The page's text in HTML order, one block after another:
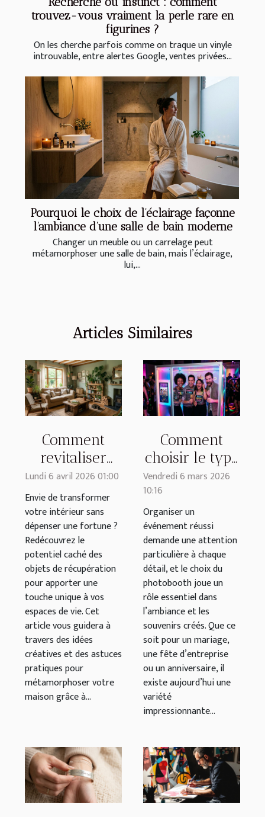
trouvez-vous vraiment la perle rare en
figurines ?
On les cherche parfois comme on traque un vinyle
introuvable, entre alertes Google, ventes privées...
Pourquoi le choix de l’éclairage façonne
l’ambiance d’une salle de bain moderne
Changer un meuble ou un carrelage peut
métamorphoser une salle de bain, mais l’éclairage,
lui,...
Articles Similaires
Comment
revitaliser
votre espace
avec des
objets de
récupération ?
Lundi 6 avril 2026 01:00
Envie de transformer
votre intérieur sans
dépenser une fortune ?
Redécouvrez le
potentiel caché des
objets de récupération
pour apporter une
touche unique à vos
espaces de vie. Cet
article vous guidera à
travers des idées
créatives et des astuces
pratiques pour
métamorphoser votre
maison grâce à...
Comment
choisir le type
de photobooth
idéal pour
votre
événement ?
Vendredi 6 mars 2026
10:16
Organiser un
événement réussi
demande une attention
particulière à chaque
détail, et le choix du
photobooth joue un
rôle essentiel dans
l’ambiance et les
souvenirs créés. Que ce
soit pour un mariage,
une fête d’entreprise
ou un anniversaire, il
existe aujourd’hui une
variété
impressionnante...